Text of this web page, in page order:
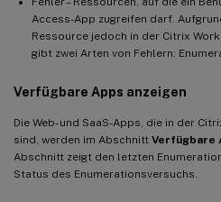
Access-App zugreifen darf.
Ressource jedoch in der Citrix
gibt zwei Arten von Fehlern:
Verfügbare Apps anzeigen
Die Web- und SaaS-Apps, die in der
sind, werden im Abschnitt Verfügbare
Abschnitt zeigt den letzten
Status des Enumerationsversuchs.